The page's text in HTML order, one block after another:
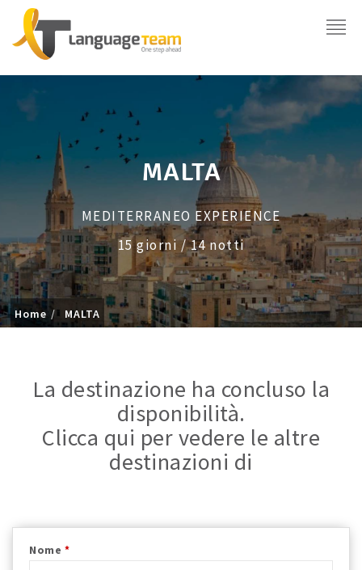
MALTA
MEDITERRANEO EXPERIENCE
15 giorni / 14 notti
Home MALTA
La destinazione ha concluso la
disponibilità.
Clicca qui per vedere le altre
destinazioni di
Nome *